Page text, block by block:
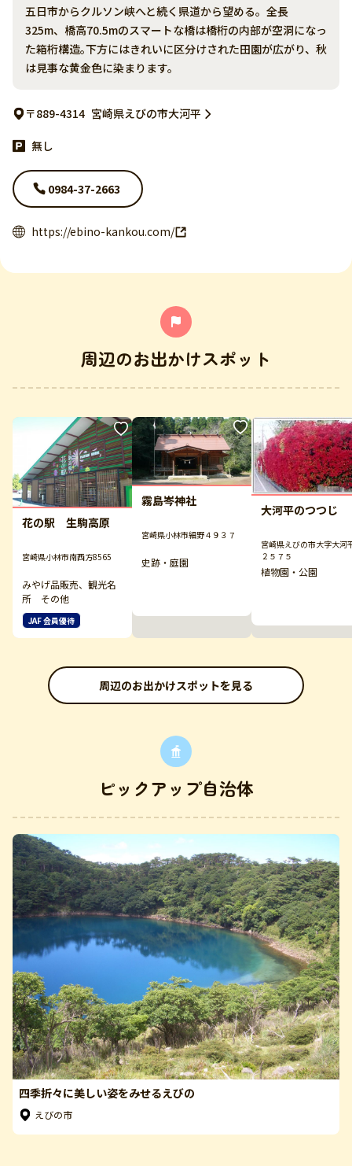
五日市からクルソン峡へと続く県道から望める。全長
325m、橋高70.5mのスマートな橋は橋桁の内部が空洞になっ
た箱桁構造｡下方にはきれいに区分けされた田園が広がり、秋
は見事な黄金色に染まります。
〒889-4314 宮崎県えびの市大河平
無し
0984-37-2663
https://ebino-kankou.com/
周辺のお出かけスポット
花の駅 生駒高原
宮崎県小林市南西方8565
みやげ品販売、観光名
所 その他
JAF 会員優待
霧島岑神社
宮崎県小林市細野４９３７
史跡・庭園
大河平のつつじ
宮崎県えびの市大字大河
２５７５
植物園・公園
周辺のお出かけスポットを見る
ピックアップ自治体
四季折々に美しい姿をみせるえびの
えびの市